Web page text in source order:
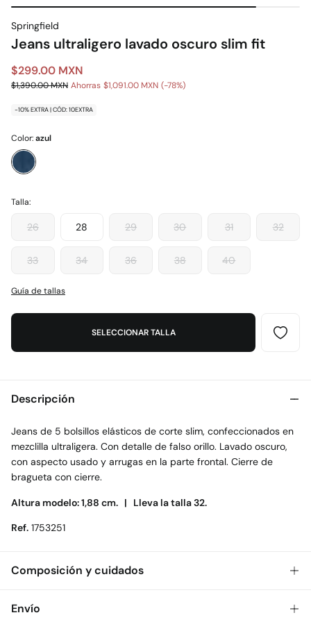
Springfield
Jeans ultraligero lavado oscuro slim fit
$299.00 MXN
$1,390.00 MXN Ahorras $1,091.00 MXN 78
-10% EXTRA | CÓD: 10EXTRA
Color:azul
Talla:
26 28 29 30 31 32
33 34 36 38 40
Guía de tallas
SELECCIONAR TALLA
Descripción
Jeans de 5 bolsillos elásticos de corte slim, confeccionados en
mezclilla ultraligera. Con detalle de falso orillo. Lavado oscuro,
con aspecto usado y arrugas en la parte frontal. Cierre de
bragueta con cierre.
Altura modelo: 1,88 cm. | Lleva la talla 32.
Ref. 1753251
Composición y cuidados
Composición
Envío